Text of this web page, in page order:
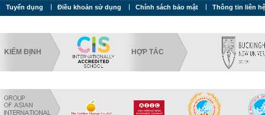
Tuyển dụng Điều khoản sử dụng Chính sách bảo mật Thông tin liên hệ
KIỂM ĐỊNH HỢP TÁC